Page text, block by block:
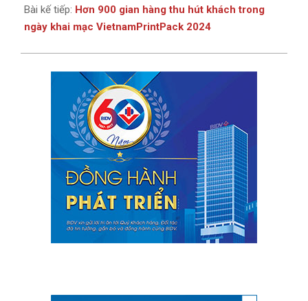
Bài kế tiếp: Hơn 900 gian hàng thu hút khách trong
ngày khai mạc VietnamPrintPack 2024